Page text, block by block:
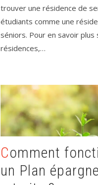
trouver une résidence de
étudiants comme une
séniors. Pour en savoir plus
résidences,…
Comment fonctionne
un Plan épargne